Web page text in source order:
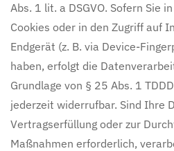
Abs. 1 lit. a DSGVO. Sofern Sie
Cookies oder in den Zugriff auf
Endgerät (z. B. via Device-
haben, erfolgt die
Grundlage von § 25 Abs. 1
jederzeit widerrufbar. Sind Ihre
Vertragserfüllung oder zur
Maßnahmen erforderlich,